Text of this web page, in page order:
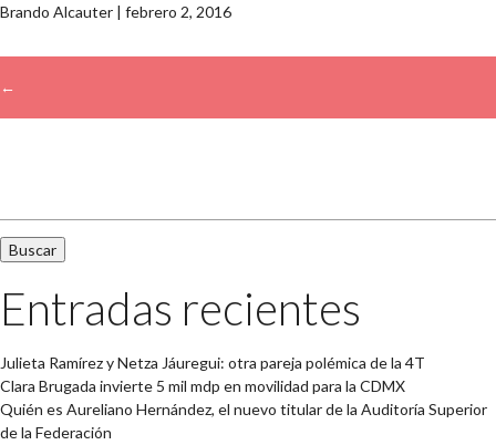
Brando Alcauter | febrero 2, 2016
←
Entradas recientes
Julieta Ramírez y Netza Jáuregui: otra pareja polémica de la 4T
Clara Brugada invierte 5 mil mdp en movilidad para la CDMX
Quién es Aureliano Hernández, el nuevo titular de la Auditoría Superior
de la Federación